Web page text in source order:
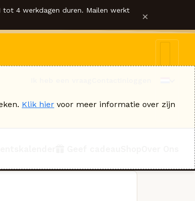
tot 4 werkdagen duren. Mailen werkt ×
Klik hier voor meer informatie over zijn